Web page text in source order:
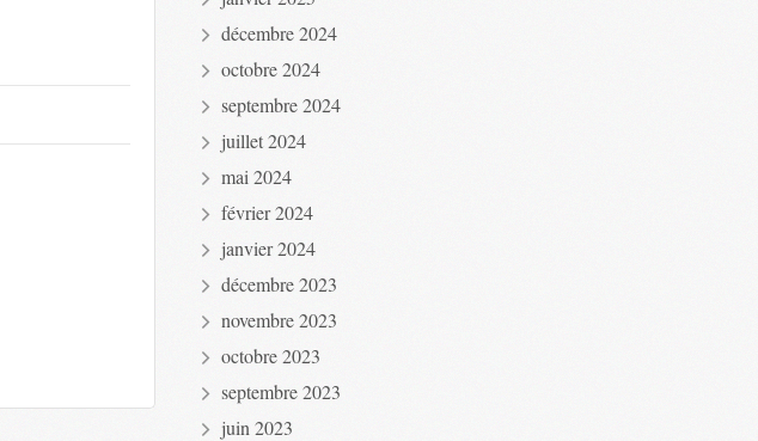
décembre 2024
octobre 2024
septembre 2024
juillet 2024
mai 2024
février 2024
janvier 2024
décembre 2023
novembre 2023
octobre 2023
septembre 2023
juin 2023